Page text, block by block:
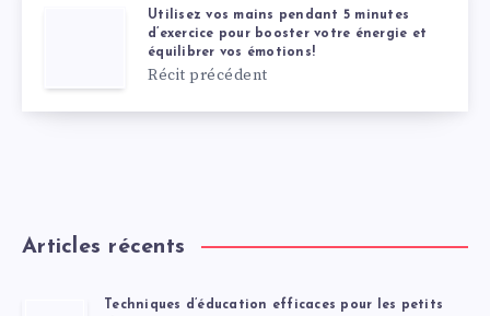
Utilisez vos mains pendant 5 minutes
d’exercice pour booster votre énergie et
équilibrer vos émotions!
Récit précédent
Articles récents
Techniques d’éducation efficaces pour les petits